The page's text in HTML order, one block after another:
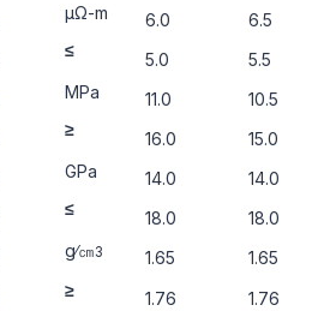
μΩ-m
≤
6.0
6.5
5.0 5.5
ΜРa
≥
11.0
10.5
16.0 15.0
GРa
≤
14.0
14.0
18.0 18.0
g∕㎝3
≥
1.65
1.65
1.76
1.76